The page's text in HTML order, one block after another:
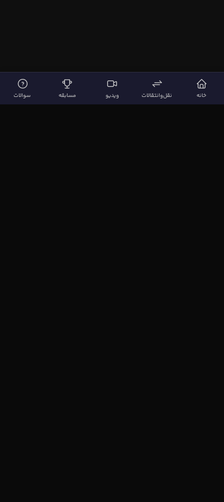
خانه نقل‌وانتقالات ویدیو مسابقه سوالات